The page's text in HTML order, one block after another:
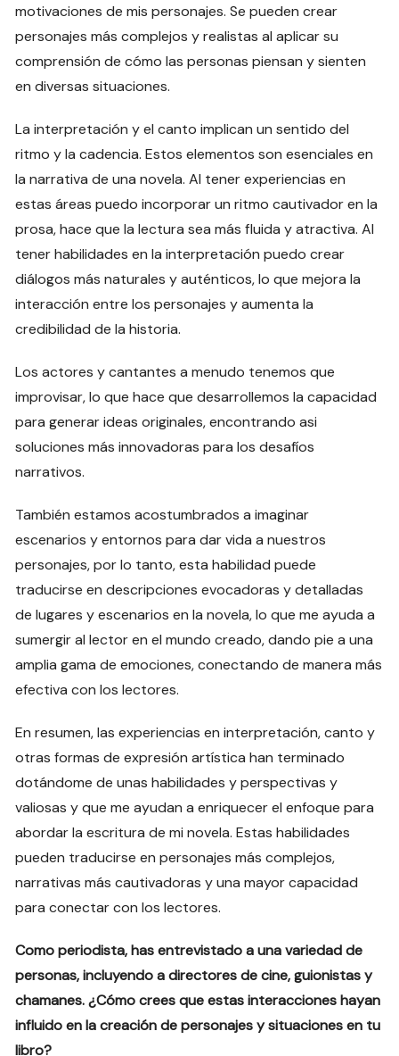
motivaciones de mis personajes. Se pueden crear
personajes más complejos y realistas al aplicar su
comprensión de cómo las personas piensan y sienten
en diversas situaciones.
La interpretación y el canto implican un sentido del
ritmo y la cadencia. Estos elementos son esenciales en
la narrativa de una novela. Al tener experiencias en
estas áreas puedo incorporar un ritmo cautivador en la
prosa, hace que la lectura sea más fluida y atractiva. Al
tener habilidades en la interpretación puedo crear
diálogos más naturales y auténticos, lo que mejora la
interacción entre los personajes y aumenta la
credibilidad de la historia.
Los actores y cantantes a menudo tenemos que
improvisar, lo que hace que desarrollemos la capacidad
para generar ideas originales, encontrando asi
soluciones más innovadoras para los desafíos
narrativos.
También estamos acostumbrados a imaginar
escenarios y entornos para dar vida a nuestros
personajes, por lo tanto, esta habilidad puede
traducirse en descripciones evocadoras y detalladas
de lugares y escenarios en la novela, lo que me ayuda a
sumergir al lector en el mundo creado, dando pie a una
amplia gama de emociones, conectando de manera más
efectiva con los lectores.
En resumen, las experiencias en interpretación, canto y
otras formas de expresión artística han terminado
dotándome de unas habilidades y perspectivas y
valiosas y que me ayudan a enriquecer el enfoque para
abordar la escritura de mi novela. Estas habilidades
pueden traducirse en personajes más complejos,
narrativas más cautivadoras y una mayor capacidad
para conectar con los lectores.
Como periodista, has entrevistado a una variedad de
personas, incluyendo a directores de cine, guionistas y
chamanes. ¿Cómo crees que estas interacciones hayan
influido en la creación de personajes y situaciones en tu
libro?